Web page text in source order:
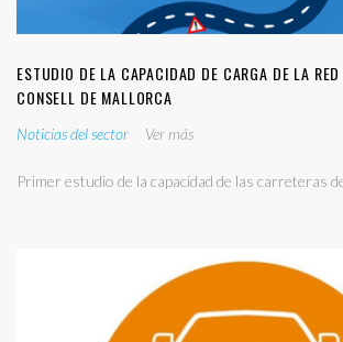
ESTUDIO DE LA CAPACIDAD DE CARGA DE LA
CONSELL DE MALLORCA
Noticias del sector Ver más
Primer estudio de la capacidad de las carreteras